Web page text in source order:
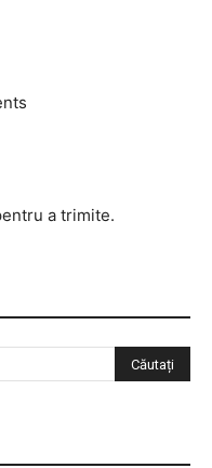
a trimite.